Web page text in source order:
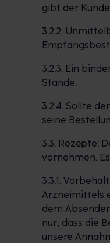
gibt der
3.2.2.
3.2.3. Ein
Stande.
3.2.4. Sollte
seine
3.3. Rezepte:
vornehmen.
3.3.1.
Arzneimittels
dem
nur, dass die
unsere